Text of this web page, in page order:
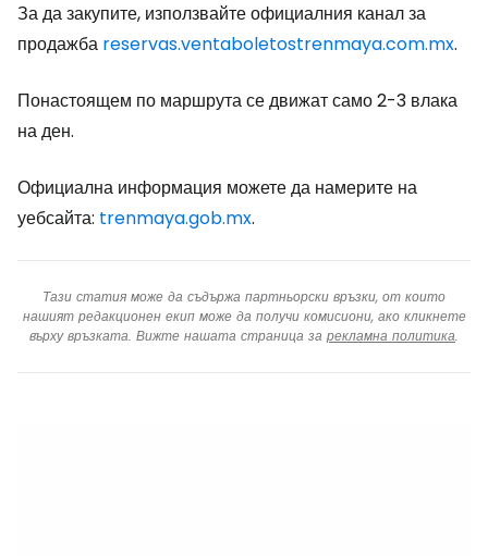
За да закупите, използвайте официалния канал за
продажба reservas.ventaboletostrenmaya.com.mx.
Понастоящем по маршрута се движат само 2-3 влака
на ден.
Официална информация можете да намерите на
уебсайта: trenmaya.gob.mx.
Тази статия може да съдържа партньорски връзки, от които
нашият редакционен екип може да получи комисиони, ако кликнете
върху връзката. Вижте нашата страница за рекламна политика.